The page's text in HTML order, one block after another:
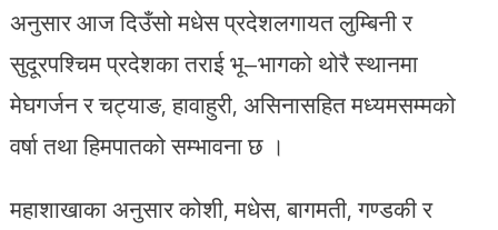
अनुसार आज दिउँसो मधेस प्रदेशलगायत लुम्बिनी र
सुदूरपश्चिम प्रदेशका तराई भू–भागको थोरै स्थानमा
मेघगर्जन र चट्याङ, हावाहुरी, असिनासहित मध्यमसम्मको
वर्षा तथा हिमपातको सम्भावना छ ।
महाशाखाका अनुसार कोशी, मधेस, बागमती, गण्डकी र